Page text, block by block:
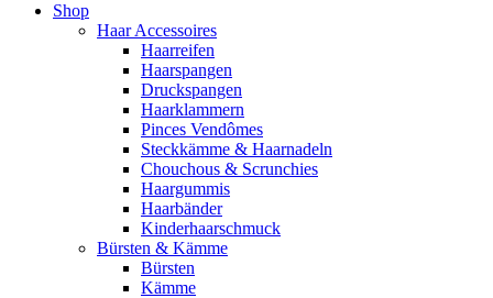
Shop
Haar Accessoires
Haarreifen
Haarspangen
Druckspangen
Haarklammern
Pinces Vendômes
Steckkämme & Haarnadeln
Chouchous & Scrunchies
Haargummis
Haarbänder
Kinderhaarschmuck
Bürsten & Kämme
Bürsten
Kämme